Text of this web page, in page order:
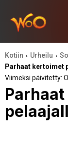
Kotiin › Urheilu ›
Parhaat kertoimet
Viimeksi päivitetty: